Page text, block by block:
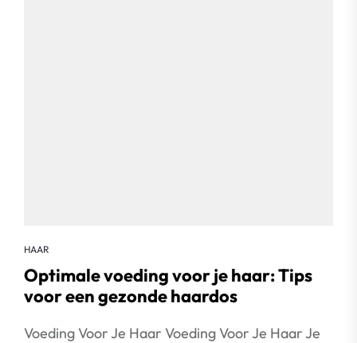
HAAR
Optimale voeding voor je haar: Tips
voor een gezonde haardos
Voeding Voor Je Haar Voeding Voor Je Haar Je